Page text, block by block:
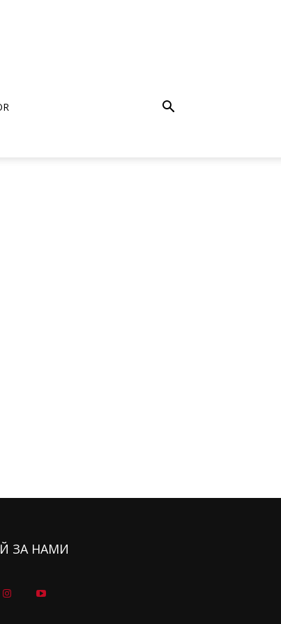
ЗА НАМИ